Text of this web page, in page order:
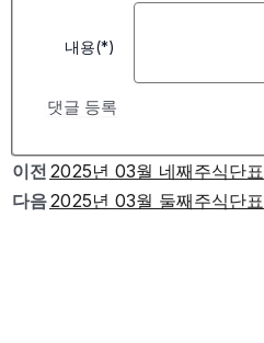
내용(*)
댓글 등록
이전 2025년 03월 네째주식단표
다음2025년 03월 둘째주식단표